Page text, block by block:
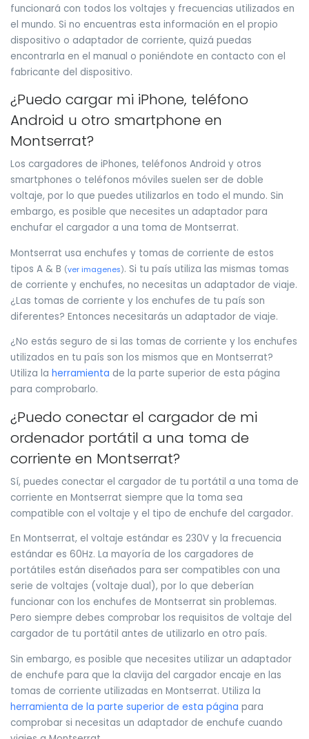
funcionará con todos los voltajes y frecuencias utilizados en
el mundo. Si no encuentras esta información en el propio
dispositivo o adaptador de corriente, quizá puedas
encontrarla en el manual o poniéndote en contacto con el
fabricante del dispositivo.
¿Puedo cargar mi iPhone, teléfono
Android u otro smartphone en
Montserrat?
Los cargadores de iPhones, teléfonos Android y otros
smartphones o teléfonos móviles suelen ser de doble
voltaje, por lo que puedes utilizarlos en todo el mundo. Sin
embargo, es posible que necesites un adaptador para
enchufar el cargador a una toma de Montserrat.
Montserrat usa enchufes y tomas de corriente de estos
tipos A & B (ver imagenes). Si tu país utiliza las mismas tomas
de corriente y enchufes, no necesitas un adaptador de viaje.
¿Las tomas de corriente y los enchufes de tu país son
diferentes? Entonces necesitarás un adaptador de viaje.
¿No estás seguro de si las tomas de corriente y los enchufes
utilizados en tu país son los mismos que en Montserrat?
Utiliza la herramienta de la parte superior de esta página
para comprobarlo.
¿Puedo conectar el cargador de mi
ordenador portátil a una toma de
corriente en Montserrat?
Sí, puedes conectar el cargador de tu portátil a una toma de
corriente en Montserrat siempre que la toma sea
compatible con el voltaje y el tipo de enchufe del cargador.
En Montserrat, el voltaje estándar es 230V y la frecuencia
estándar es 60Hz. La mayoría de los cargadores de
portátiles están diseñados para ser compatibles con una
serie de voltajes (voltaje dual), por lo que deberían
funcionar con los enchufes de Montserrat sin problemas.
Pero siempre debes comprobar los requisitos de voltaje del
cargador de tu portátil antes de utilizarlo en otro país.
Sin embargo, es posible que necesites utilizar un adaptador
de enchufe para que la clavija del cargador encaje en las
tomas de corriente utilizadas en Montserrat. Utiliza la
herramienta de la parte superior de esta página para
comprobar si necesitas un adaptador de enchufe cuando